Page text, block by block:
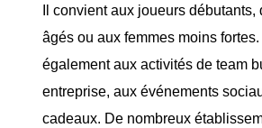
Il convient aux joueurs
âgés ou aux femmes moins
également aux activités de team
entreprise, aux événements
cadeaux. De nombreux